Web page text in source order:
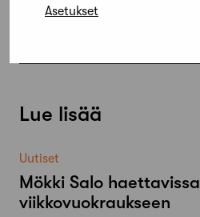
Asetukset
Lue lisää
Uutiset
Mökki Salo haettavissa
viikkovuokraukseen